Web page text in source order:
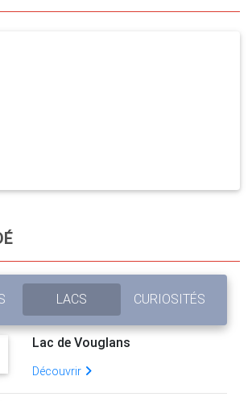
LACS CURIOSITÉS
Lac de Vouglans
Découvrir